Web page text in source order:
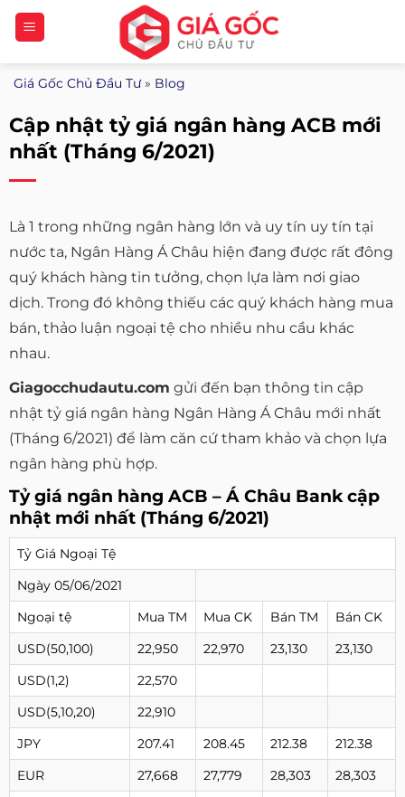
Bỏ
qua
nội
dung
Giá Gốc Chủ Đầu Tư» Blog
Cập nhật tỷ giá ngân hàng ACB mới
nhất (Tháng 6/2021)
Là 1 trong những ngân hàng lớn và uy tín uy tín tại
nước ta, Ngân Hàng Á Châu hiện đang được rất đông
quý khách hàng tin tưởng, chọn lựa làm nơi giao
dịch. Trong đó không thiếu các quý khách hàng mua
bán, thảo luận ngoại tệ cho nhiều nhu cầu khác
nhau.
Giagocchudautu.com gửi đến bạn thông tin cập
nhật tỷ giá ngân hàng Ngân Hàng Á Châu mới nhất
(Tháng 6/2021) để làm căn cứ tham khảo và chọn lựa
ngân hàng phù hợp.
Tỷ giá ngân hàng ACB – Á Châu Bank cập
nhật mới nhất (Tháng 6/2021)
Tỷ Giá Ngoại Tệ
Ngày 05/06/2021
Ngoại tệ
Mua TM Mua CK Bán TM
Bán CK
USD(50,100)
22,950 22,970 23,130
23,130
USD(1,2)
22,570
USD(5,10,20)
22,910
JPY
207.41 208.45 212.38
212.38
EUR
27,668 27,779 28,303
28,303